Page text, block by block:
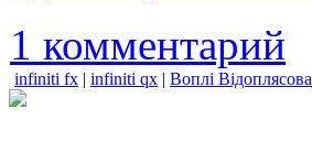
1 комментарий
infiniti fx | infiniti qx | Воплi Вiдоплясова